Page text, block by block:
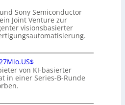
Sony Semiconductor
Joint Venture zur
visionsbasierter
von KI-basierter
in einer Series-B-Runde